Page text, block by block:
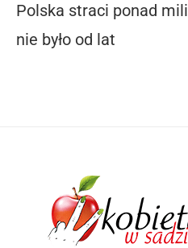
Polska straci ponad
nie było od lat